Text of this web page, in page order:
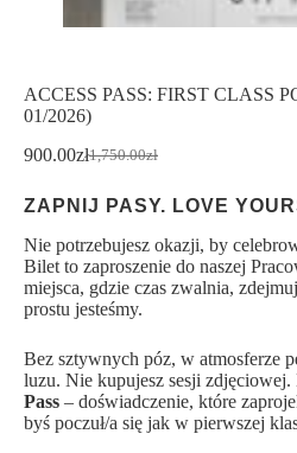
ACCESS PASS: FIRST CLASS
01/2026)
1,750.00zł
Pierwotna
wynosiła:
900.00złAktualna
wynosi:
ZAPNIJ PASY. LOVE
Nie potrzebujesz okazji, by
Bilet to zaproszenie do naszej
miejsca, gdzie czas zwalnia,
prostu jesteśmy.
Bez sztywnych póz, w atmosferze
luzu. Nie kupujesz sesji zdjęciowej.
Pass – doświadczenie, które
byś poczuł/a się jak w pierwszej